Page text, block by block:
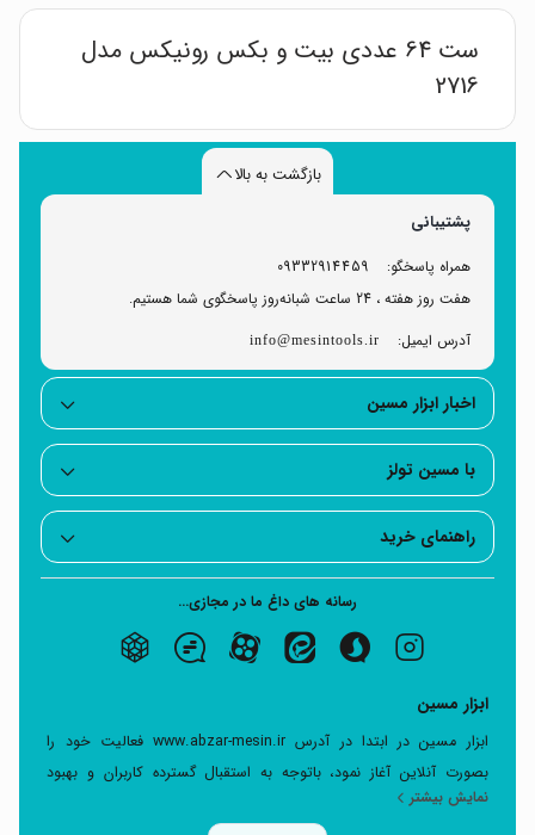
ست 64 عددی بیت و بکس رونیکس مدل
2716
بازگشت به بالا
پشتیبانی
همراه پاسخگو:
09332914459
هفت روز هفته ، 24 ساعت شبانه‌روز پاسخگوی شما هستیم.
آدرس ایمیل:
info@mesintools.ir
اخبار ابزار مسین
با مسین تولز
راهنمای خرید
رسانه های داغ ما در مجازی...
ابزار مسین
ابزار مسین در ابتدا در آدرس www.abzar-mesin.ir فعالیت خود را
بصورت آنلاین آغاز نمود، باتوجه به استقبال گسترده کاربران و بهبود
مقایسه در سایت تخصصی ابزار بر آن شدیم که سرویس جدید برای ارتباط
نمایش بیشتر